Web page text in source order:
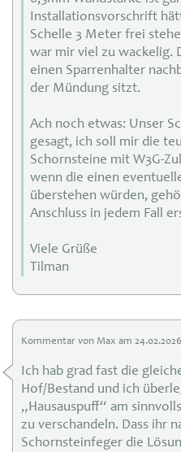
Installationsvorschrift
Schelle 3 Meter frei
war mir viel zu wackelig.
einen Sparrenhalter
der Mündung sitzt.
Ach noch etwas: Unser
gesagt, ich soll mir die
Schornsteine mit W3G-
wenn die einen
überstehen würden,
Anschluss in jedem Fall
Viele Grüße
Tilman
Kommentar von Max am 24.02.
Ich hab grad fast die
Hof/Bestand und ich
„Hausauspuff“ am
zu verschandeln. Dass ihr
Schornsteinfeger die